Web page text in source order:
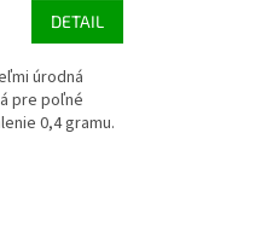
DETAIL
úrodná
pre poľné
0,4 gramu.